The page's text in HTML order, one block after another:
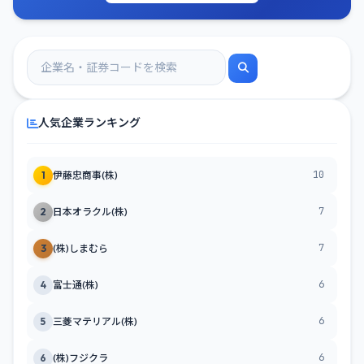
人気企業ランキング
1 伊藤忠商事(株) 10
2 日本オラクル(株) 7
3 (株)しまむら 7
4 富士通(株) 6
5 三菱マテリアル(株) 6
6 (株)フジクラ 6